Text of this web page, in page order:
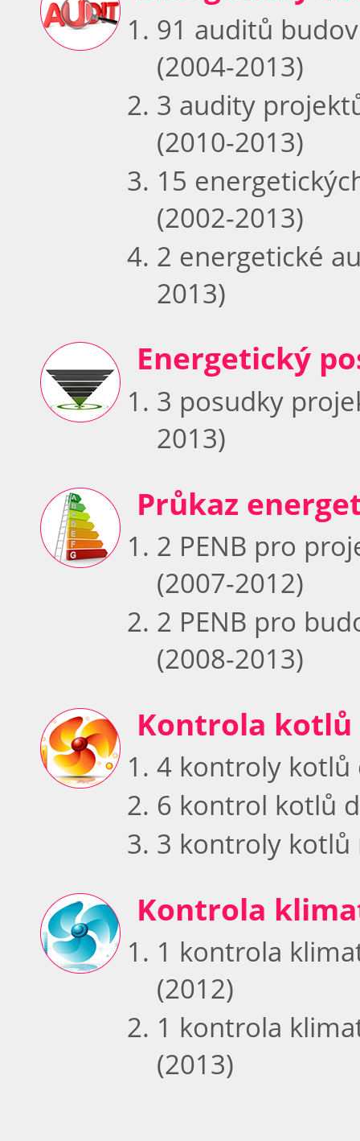
91 auditů
(2004-2013)
3 audity
(2010-2013)
15
(2002-2013)
2 energetické
2013)
Energetický
3 posudky
2013)
Průkaz
2 PENB pro
(2007-2012)
2 PENB pro
(2008-2013)
Kontrola kotlů
4 kontroly kotlů
6 kontrol kotlů
3 kontroly kotlů
Kontrola
1 kontrola
(2012)
1 kontrola
(2013)